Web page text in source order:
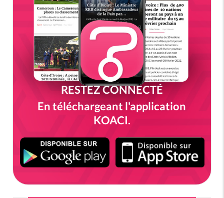
RESTEZ CONNECTÉ
En téléchargeant l'application
KOACI.